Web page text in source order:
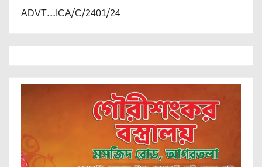
ADVT...ICA/C/2401/24